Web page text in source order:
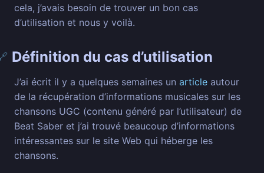
cela, j’avais besoin de trouver un bon cas
d’utilisation et nous y voilà.
Définition du cas d’utilisation
J’ai écrit il y a quelques semaines un article autour
de la récupération d’informations musicales sur les
chansons UGC (contenu généré par l’utilisateur) de
Beat Saber et j’ai trouvé beaucoup d’informations
intéressantes sur le site Web qui héberge les
chansons.